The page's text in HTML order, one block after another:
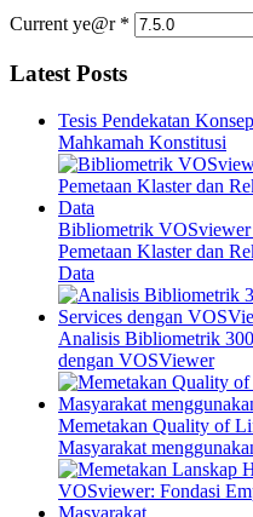
Current ye@r *
Latest Posts
Tesis Pendekatan
Mahkamah Konstitusi
Bibliometrik VOSviewer
Pemetaan Klaster dan
Data
Analisis Bibliometrik
dengan VOSViewer
Memetakan Quality of
Masyarakat